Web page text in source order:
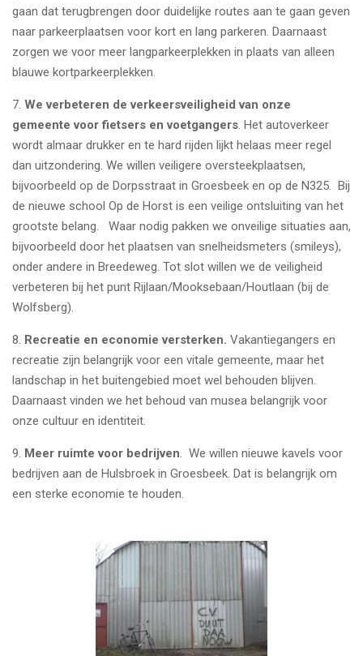
gaan dat terugbrengen door duidelijke routes aan te gaan geven
naar parkeerplaatsen voor kort en lang parkeren. Daarnaast
zorgen we voor meer langparkeerplekken in plaats van alleen
blauwe kortparkeerplekken.
7. We verbeteren de verkeersveiligheid van onze
gemeente voor fietsers en voetgangers. Het autoverkeer
wordt almaar drukker en te hard rijden lijkt helaas meer regel
dan uitzondering. We willen veiligere oversteekplaatsen,
bijvoorbeeld op de Dorpsstraat in Groesbeek en op de N325. Bij
de nieuwe school Op de Horst is een veilige ontsluiting van het
grootste belang. Waar nodig pakken we onveilige situaties aan,
bijvoorbeeld door het plaatsen van snelheidsmeters (smileys),
onder andere in Breedeweg. Tot slot willen we de veiligheid
verbeteren bij het punt Rijlaan/Mooksebaan/Houtlaan (bij de
Wolfsberg).
8. Recreatie en economie versterken. Vakantiegangers en
recreatie zijn belangrijk voor een vitale gemeente, maar het
landschap in het buitengebied moet wel behouden blijven.
Daarnaast vinden we het behoud van musea belangrijk voor
onze cultuur en identiteit.
9. Meer ruimte voor bedrijven. We willen nieuwe kavels voor
bedrijven aan de Hulsbroek in Groesbeek. Dat is belangrijk om
een sterke economie te houden.